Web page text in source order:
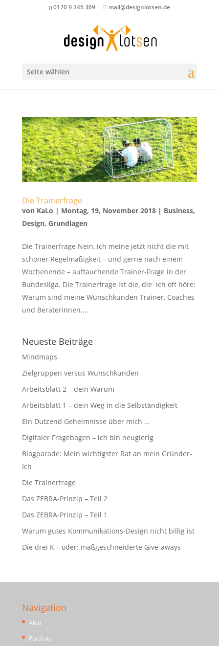
0170 9 345 369 mail@designlotsen.de
Seite wählen
Die Trainerfrage
von KaLo | Montag, 19, November 2018| Business,
Design, Grundlagen
Die Trainerfrage Nein, ich meine jetzt nicht die mit
schöner Regelmäßigkeit – und gerne nach einem
Wochenende – auftauchende Trainer-Frage in der
Bundesliga. Die Trainerfrage ist die, die ich oft höre:
Warum sind meine Wunschkunden Trainer, Coaches
und Beraterinnen....
Neueste Beiträge
Mindmaps
Zielgruppen versus Wunschkunden
Arbeitsblatt 2 – dein Warum
Arbeitsblatt 1 – dein Weg in die Selbständigkeit
Ein Dutzend Geheimnisse über mich …
Digitaler Fragebogen – ich bin neugierig
Blogparade: Mein wichtigster Rat an mein Gründer-
Ich
Die Trainerfrage
Das ZEBRA-Prinzip – Teil 2
Das ZEBRA-Prinzip – Teil 1
Warum gutes Kommunikations-Design nicht billig ist
Die drei K – oder: maßgeschneiderte Give-aways
Navigation
Ahoi
Portfolio